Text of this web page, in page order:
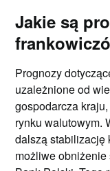
Jakie są
Prognozy
uzależnione od
gospodarcza
rynku walutowym.
dalszą stabilizację
możliwe